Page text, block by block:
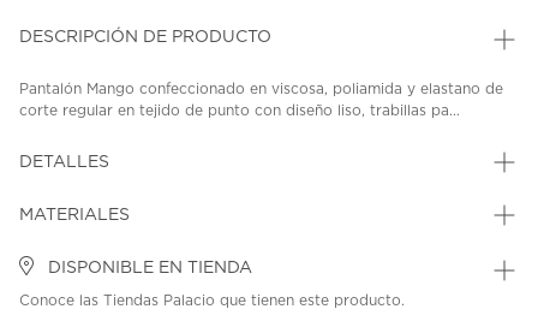
DESCRIPCIÓN DE PRODUCTO
Pantalón Mango confeccionado en viscosa, poliamida y elastano de
corte regular en tejido de punto con diseño liso, trabillas pa...
DETALLES
MATERIALES
DISPONIBLE EN TIENDA
Conoce las Tiendas Palacio que tienen este producto.